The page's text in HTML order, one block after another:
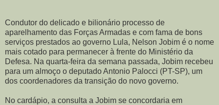
Condutor do delicado e bilionário processo de
aparelhamento das Forças Armadas e com fama de bons
serviços prestados ao governo Lula, Nelson Jobim é o nome
mais cotado para permanecer à frente do Ministério da
Defesa. Na quarta-feira da semana passada, Jobim recebeu
para um almoço o deputado Antonio Palocci (PT-SP), um
dos coordenadores da transição do novo governo.
No cardápio, a consulta a Jobim se concordaria em